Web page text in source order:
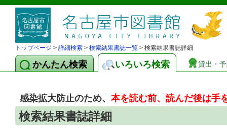
トップページ > 詳細検索 > 検索結果書誌一覧 > 検索結果書誌詳細
かんたん検索 いろいろ検索 貸出・
感染拡大防止のため、本を読む前、読んだ後は手
検索結果書誌詳細